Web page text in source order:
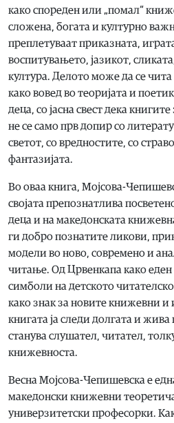
како спореден или „помал“
сложена, богата и културно
преплетуваат приказната,
воспитувањето, јазикот,
култура. Делото може да се
како вовед во теоријата и
деца, со јасна свест дека
не се само прв допир со
светот, со вредностите, со
фантазијата.
Во оваа книга, Мојсова-
својата препознатлива
деца и на македонската
ги добро познатите ликови,
модели во ново, современо и
читање. Од Црвенкапа како еден
симболи на детското
како знак за новите книжевни и
книгата ја следи долгата и жива
станува слушател, читател,
книжевноста.
Весна Мојсова-Чепишевска е
македонски книжевни
универзитетски професорки.